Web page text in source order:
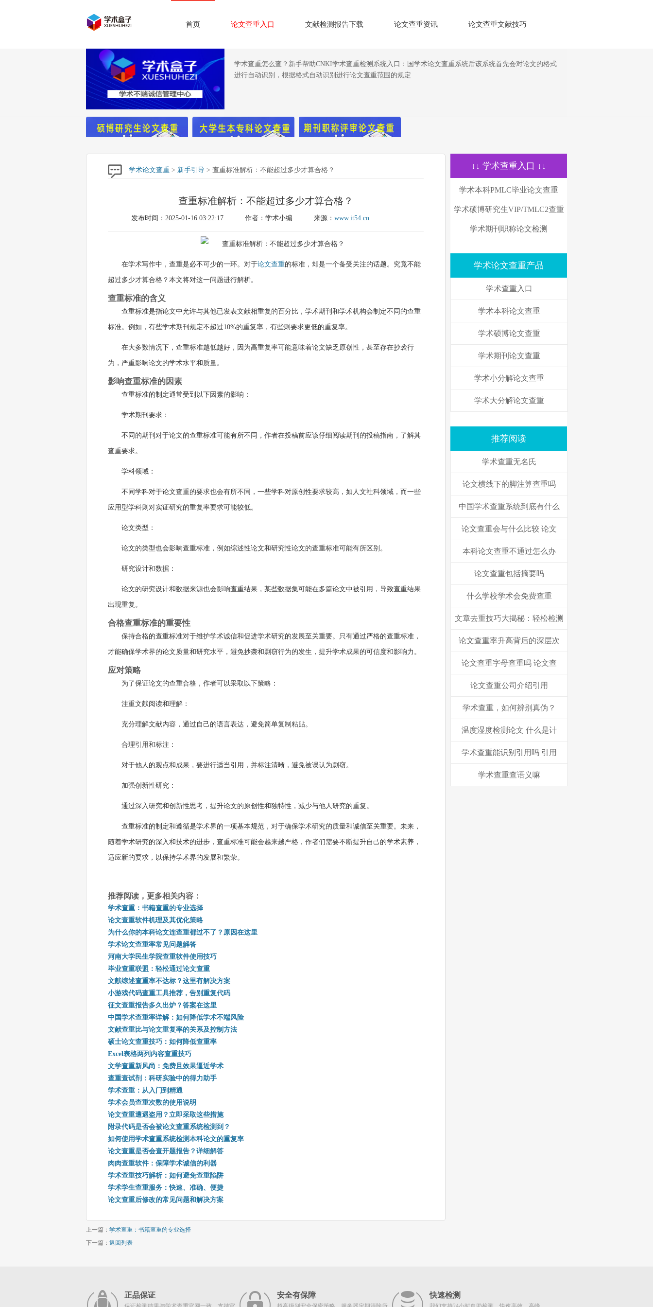
首页 论文查重入口 文献检测报告下载 论文查重资讯 论文查重文献技巧
学术查重怎么查？新手帮助CNKI学术查重检测系统入口：国学术论文查重系统后该系统首先会对论文的格式
进行自动识别，根据格式自动识别进行论文查重范围的规定
学术论文查重 > 新手引导 > 查重标准解析：不能超过多少才算合格？
查重标准解析：不能超过多少才算合格？
发布时间：2025-01-16 03:22:17 作者：学术小编 来源： www.it54.cn
在学术写作中，查重是必不可少的一环。对于论文查重的标准，却是一个备受关注的话题。究竟不能
超过多少才算合格？本文将对这一问题进行解析。
查重标准的含义
查重标准是指论文中允许与其他已发表文献相重复的百分比，学术期刊和学术机构会制定不同的查重
标准。例如，有些学术期刊规定不超过10%的重复率，有些则要求更低的重复率。
在大多数情况下，查重标准越低越好，因为高重复率可能意味着论文缺乏原创性，甚至存在抄袭行
为，严重影响论文的学术水平和质量。
影响查重标准的因素
查重标准的制定通常受到以下因素的影响：
学术期刊要求：
不同的期刊对于论文的查重标准可能有所不同，作者在投稿前应该仔细阅读期刊的投稿指南，了解其
查重要求。
学科领域：
不同学科对于论文查重的要求也会有所不同，一些学科对原创性要求较高，如人文社科领域，而一些
应用型学科则对实证研究的重复率要求可能较低。
论文类型：
论文的类型也会影响查重标准，例如综述性论文和研究性论文的查重标准可能有所区别。
研究设计和数据：
论文的研究设计和数据来源也会影响查重结果，某些数据集可能在多篇论文中被引用，导致查重结果
出现重复。
合格查重标准的重要性
保持合格的查重标准对于维护学术诚信和促进学术研究的发展至关重要。只有通过严格的查重标准，
才能确保学术界的论文质量和研究水平，避免抄袭和剽窃行为的发生，提升学术成果的可信度和影响力。
应对策略
为了保证论文的查重合格，作者可以采取以下策略：
注重文献阅读和理解：
充分理解文献内容，通过自己的语言表达，避免简单复制粘贴。
合理引用和标注：
对于他人的观点和成果，要进行适当引用，并标注清晰，避免被误认为剽窃。
加强创新性研究：
通过深入研究和创新性思考，提升论文的原创性和独特性，减少与他人研究的重复。
查重标准的制定和遵循是学术界的一项基本规范，对于确保学术研究的质量和诚信至关重要。未来，
随着学术研究的深入和技术的进步，查重标准可能会越来越严格，作者们需要不断提升自己的学术素养，
适应新的要求，以保持学术界的发展和繁荣。
推荐阅读，更多相关内容：
学术查重：书籍查重的专业选择
论文查重软件机理及其优化策略
为什么你的本科论文连查重都过不了？原因在这里
学术论文查重率常见问题解答
河南大学民生学院查重软件使用技巧
毕业查重联盟：轻松通过论文查重
文献综述查重率不达标？这里有解决方案
小游戏代码查重工具推荐，告别重复代码
征文查重报告多久出炉？答案在这里
中国学术查重率详解：如何降低学术不端风险
文献查重比与论文重复率的关系及控制方法
硕士论文查重技巧：如何降低查重率
Excel表格两列内容查重技巧
文学查重新风尚：免费且效果逼近学术
查重查试剂：科研实验中的得力助手
学术查重：从入门到精通
学术会员查重次数的使用说明
论文查重遭遇盗用？立即采取这些措施
附录代码是否会被论文查重系统检测到？
如何使用学术查重系统检测本科论文的重复率
论文查重是否会查开题报告？详细解答
肉肉查重软件：保障学术诚信的利器
学术查重技巧解析：如何避免查重陷阱
学术学生查重服务：快速、准确、便捷
论文查重后修改的常见问题和解决方案
上一篇： 学术查重：书籍查重的专业选择
下一篇： 返回列表
↓↓ 学术查重入口 ↓↓
学术本科PMLC毕业论文查重
学术硕博研究生VIP/TMLC2查重
学术期刊职称论文检测
学术论文查重产品
学术查重入口
学术本科论文查重
学术硕博论文查重
学术期刊论文查重
学术小分解论文查重
学术大分解论文查重
推荐阅读
学术查重无名氏
论文横线下的脚注算查重吗
中国学术查重系统到底有什么
论文查重会与什么比较 论文
本科论文查重不通过怎么办
论文查重包括摘要吗
什么学校学术会免费查重
文章去重技巧大揭秘：轻松检测
论文查重率升高背后的深层次
论文查重字母查重吗 论文查
论文查重公司介绍引用
学术查重，如何辨别真伪？
温度湿度检测论文 什么是计
学术查重能识别引用吗 引用
学术查重查语义嘛
正品保证 安全有保障 快速检测